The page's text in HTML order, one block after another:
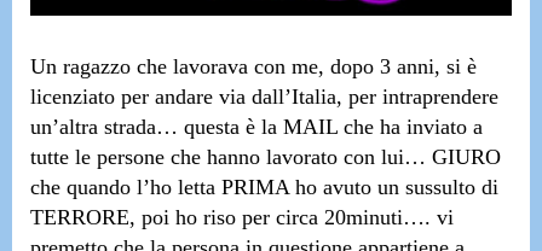
Un ragazzo che lavorava con me, dopo 3 anni, si è
licenziato per andare via dall’Italia, per intraprendere
un’altra strada… questa è la MAIL che ha inviato a
tutte le persone che hanno lavorato con lui… GIURO
che quando l’ho letta PRIMA ho avuto un sussulto di
TERRORE, poi ho riso per circa 20minuti…. vi